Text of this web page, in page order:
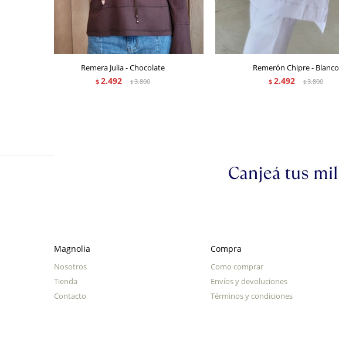
Remera Julia - Chocolate
$ 2.492 $3.800
Remerón Chipre - Blanco
$ 2.492 $3.800
Magnolia
Nosotros
Tienda
Contacto
Compra
Como comprar
Envíos y devoluciones
Términos y condiciones